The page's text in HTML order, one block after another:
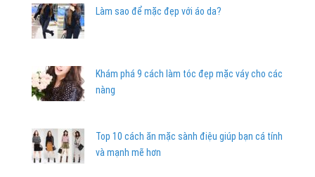
Làm sao để mặc đẹp với áo da?
Khám phá 9 cách làm tóc đẹp mặc váy cho các
nàng
Top 10 cách ăn mặc sành điệu giúp bạn cá tính
và mạnh mẽ hơn